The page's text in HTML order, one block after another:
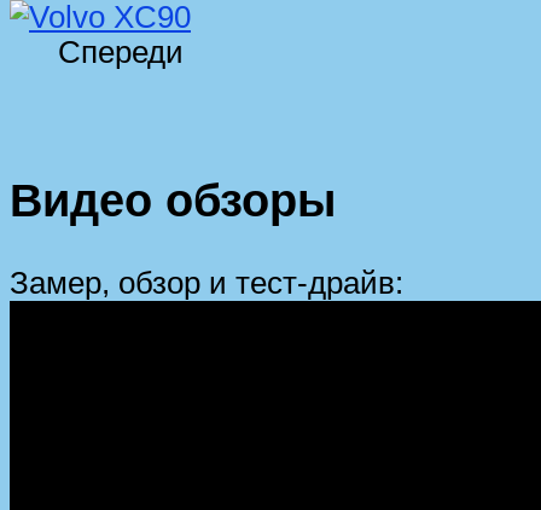
Спереди
Видео обзоры
Замер, обзор и тест-драйв: